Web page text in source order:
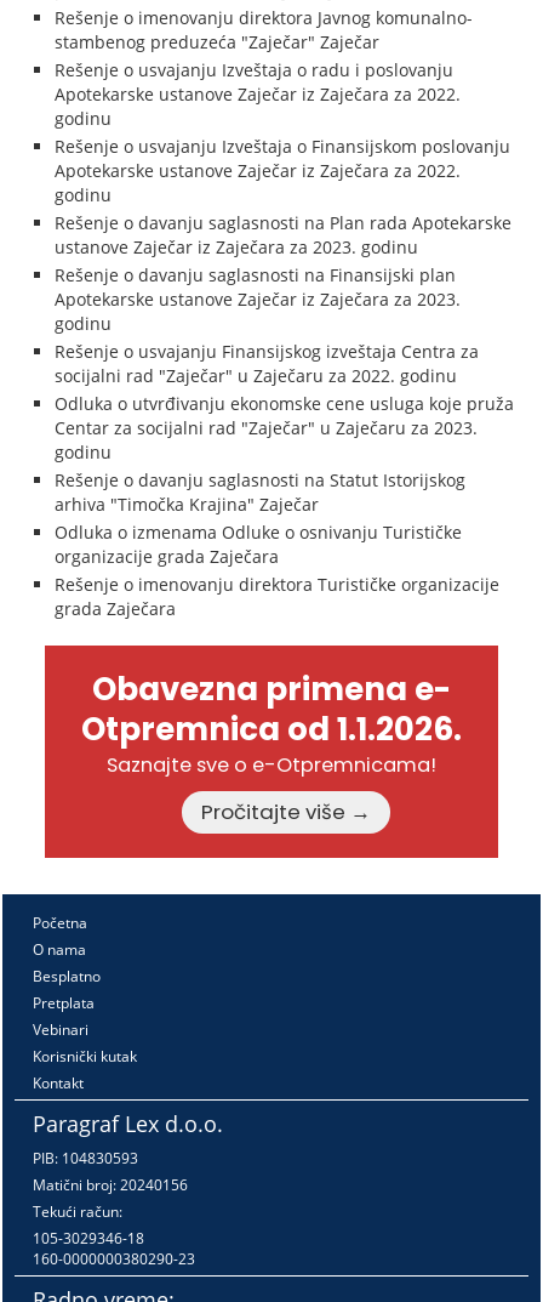
Rešenje o imenovanju direktora Javnog komunalno-
stambenog preduzeća "Zaječar" Zaječar
Rešenje o usvajanju Izveštaja o radu i poslovanju
Apotekarske ustanove Zaječar iz Zaječara za 2022.
godinu
Rešenje o usvajanju Izveštaja o Finansijskom poslovanju
Apotekarske ustanove Zaječar iz Zaječara za 2022.
godinu
Rešenje o davanju saglasnosti na Plan rada Apotekarske
ustanove Zaječar iz Zaječara za 2023. godinu
Rešenje o davanju saglasnosti na Finansijski plan
Apotekarske ustanove Zaječar iz Zaječara za 2023.
godinu
Rešenje o usvajanju Finansijskog izveštaja Centra za
socijalni rad "Zaječar" u Zaječaru za 2022. godinu
Odluka o utvrđivanju ekonomske cene usluga koje pruža
Centar za socijalni rad "Zaječar" u Zaječaru za 2023.
godinu
Rešenje o davanju saglasnosti na Statut Istorijskog
arhiva "Timočka Krajina" Zaječar
Odluka o izmenama Odluke o osnivanju Turističke
organizacije grada Zaječara
Rešenje o imenovanju direktora Turističke organizacije
grada Zaječara
Obavezna primena e-
Otpremnica od 1.1.2026.
Saznajte sve o e-Otpremnicama!
Pročitajte više →
Početna
O nama
Besplatno
Pretplata
Vebinari
Korisnički kutak
Kontakt
Paragraf Lex d.o.o.
PIB: 104830593
Matični broj: 20240156
Tekući račun:
105-3029346-18
160-0000000380290-23